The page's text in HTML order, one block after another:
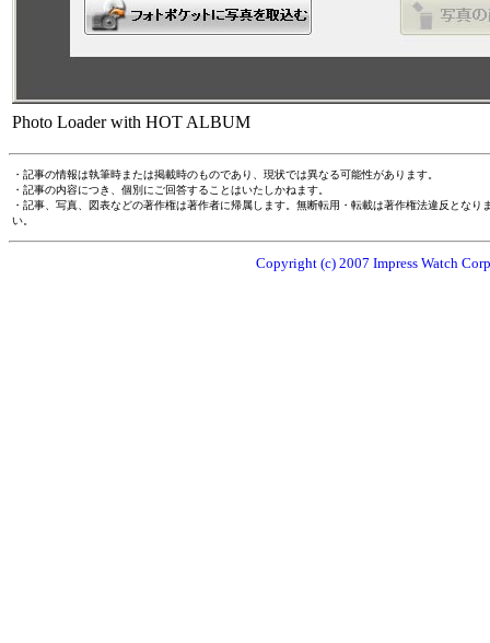
Photo Loader with HOT ALBUM
・記事の情報は執筆時または掲載時のものであり、現状では異なる可能性があります。
・記事の内容につき、個別にご回答することはいたしかねます。
・記事、写真、図表などの著作権は著作者に帰属します。無断転用・転載は著作権法違反とな
い。
Copyright (c) 2007 Impress Watch